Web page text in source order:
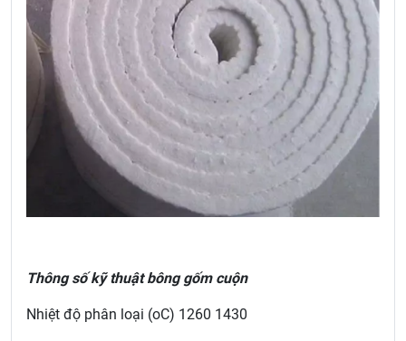
Thông số kỹ thuật bông gốm cuộn
Nhiệt độ phân loại (oC) 1260 1430